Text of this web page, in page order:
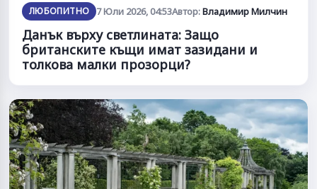
ЛЮБОПИТНО 7 Юли 2026, 04:53Автор:Владимир Милчин
Данък върху светлината: Защо
британските къщи имат зазидани и
толкова малки прозорци?